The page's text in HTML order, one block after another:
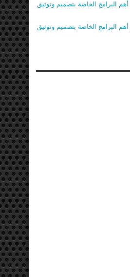
أهم البرامج الخاصة بتصميم وتوثيق
أهم البرامج الخاصة بتصميم وتوثيق